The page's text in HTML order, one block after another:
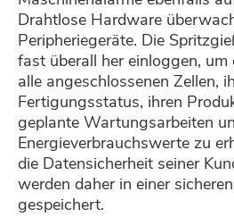
Drahtlose Hardware
Peripheriegeräte. Die
fast überall her einloggen, um
alle angeschlossenen Zellen,
Fertigungsstatus, ihren
geplante Wartungsarbeiten
Energieverbrauchswerte zu
die Datensicherheit seiner
werden daher in einer
gespeichert.